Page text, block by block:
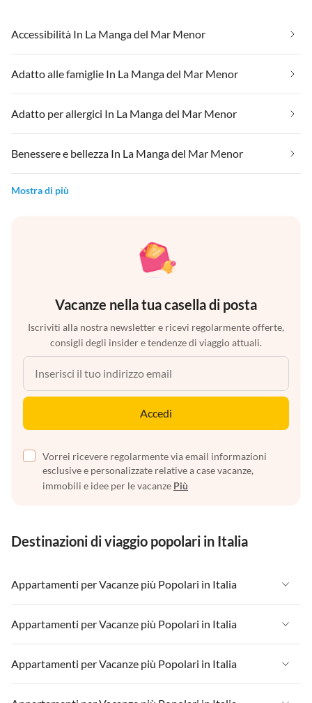
Accessibilità In La Manga del Mar Menor
Adatto alle famiglie In La Manga del Mar Menor
Adatto per allergici In La Manga del Mar Menor
Benessere e bellezza In La Manga del Mar Menor
Mostra di più
Vacanze nella tua casella di posta
Iscriviti alla nostra newsletter e ricevi regolarmente offerte,
consigli degli insider e tendenze di viaggio attuali.
Accedi
Vorrei ricevere regolarmente via email informazioni
esclusive e personalizzate relative a case vacanze,
immobili e idee per le vacanze Più
Destinazioni di viaggio popolari in Italia
Appartamenti per Vacanze più Popolari in Italia
Appartamenti per Vacanze in Italia
Appartamenti per Vacanze in Liguria
Appartamenti per Vacanze in Lombardia
Appartamenti per Vacanze più Popolari in Italia
Appartamenti per Vacanze in Italia
Appartamenti per Vacanze in Liguria
Appartamenti per Vacanze più Popolari in Italia